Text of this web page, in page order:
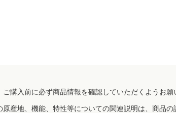
購入前に必ず商品情報を確認していただくようお願
産地、機能、特性等についての関連説明は、商品